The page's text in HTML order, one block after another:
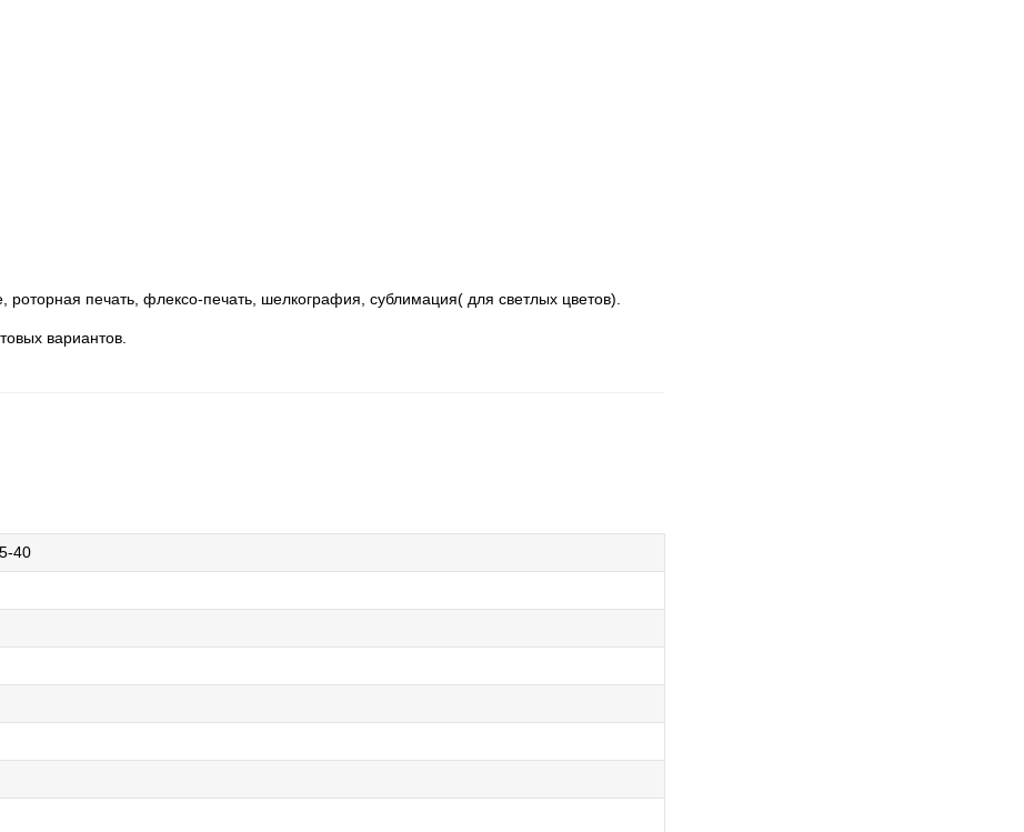
печать, флексо-печать, шелкография, сублимация( для светлых цветов).
вариантов.
40